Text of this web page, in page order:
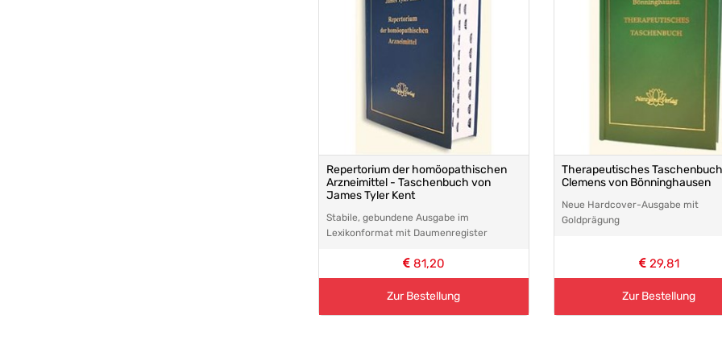
Repertorium der homöopathischen
Arzneimittel - Taschenbuch von
James Tyler Kent
Stabile, gebundene Ausgabe im
Lexikonformat mit Daumenregister
81,20
Zur Bestellung
Therapeutisches
Clemens von Bönninghausen
Neue Hardcover-Ausgabe mit
Goldprägung
29,81
Zur Bestellung